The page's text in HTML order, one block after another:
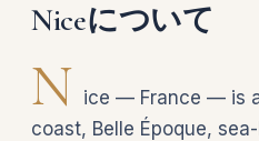
Niceについて
N ice — France — is
coast, Belle Époque,